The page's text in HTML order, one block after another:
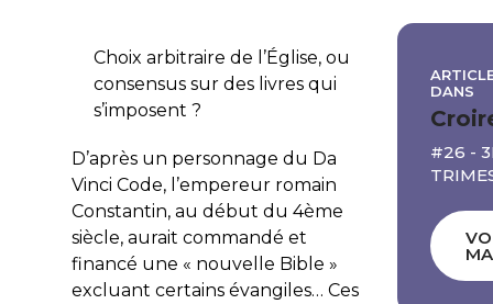
Choix arbitraire de l’Église, ou
consensus sur des livres qui
s’imposent ?
D’après un personnage du Da
Vinci Code, l’empereur romain
Constantin, au début du 4ème
siècle, aurait commandé et
financé une « nouvelle Bible »
excluant certains évangiles… Ces
DANS
#26 -